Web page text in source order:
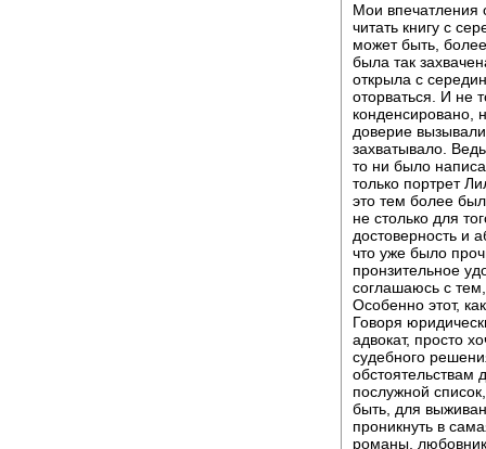
Мои впечатления
читать книгу с
может быть,
была так
открыла с
оторваться. И не
конденсировано,
доверие
захватывало.
то ни было
только портрет
это тем более
не столько для
достоверность и
что уже было
пронзительное
соглашаюсь с
Особенно этот,
Говоря
адвокат, просто
судебного
обстоятельствам
послужной
быть, для
проникнуть в
романы,